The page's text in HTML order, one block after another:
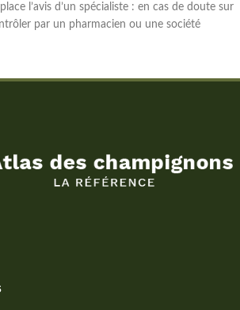
l’avis d’un spécialiste : en cas de doute sur
par un pharmacien ou une société